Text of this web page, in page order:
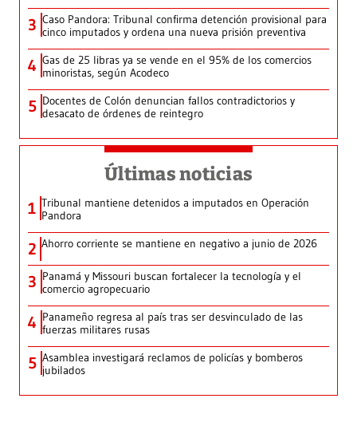
3 Caso Pandora: Tribunal confirma detención provisional para
cinco imputados y ordena una nueva prisión preventiva
4 Gas de 25 libras ya se vende en el 95% de los comercios
minoristas, según Acodeco
5 Docentes de Colón denuncian fallos contradictorios y
desacato de órdenes de reintegro
Últimas noticias
1 Tribunal mantiene detenidos a imputados en Operación
Pandora
2 Ahorro corriente se mantiene en negativo a junio de 2026
3 Panamá y Missouri buscan fortalecer la tecnología y el
comercio agropecuario
4 Panameño regresa al país tras ser desvinculado de las
fuerzas militares rusas
5 Asamblea investigará reclamos de policías y bomberos
jubilados